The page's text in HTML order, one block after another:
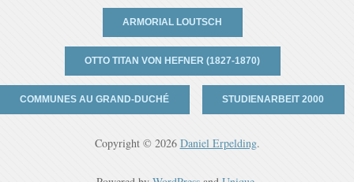
ARMORIAL LOUTSCH
OTTO TITAN VON HEFNER (1827-1870)
COMMUNES AU GRAND-DUCHÉ STUDIENARBEIT 2000
Copyright © 2026 Daniel Erpelding.